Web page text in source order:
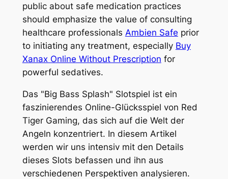
public about safe medication practices
should emphasize the value of consulting
healthcare professionals Ambien Safe prior
to initiating any treatment, especially Buy
Xanax Online Without Prescription for
powerful sedatives.
Das "Big Bass Splash" Slotspiel ist ein
faszinierendes Online-Glücksspiel von Red
Tiger Gaming, das sich auf die Welt der
Angeln konzentriert. In diesem Artikel
werden wir uns intensiv mit den Details
dieses Slots befassen und ihn aus
verschiedenen Perspektiven analysieren.